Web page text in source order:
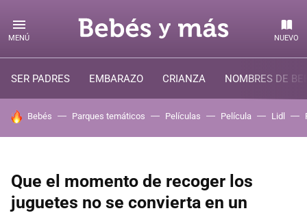
MENÚ NUEVO
SER PADRES EMBARAZO CRIANZA NOMBRES DE
HOY SE HABLA DE
Bebés Parques temáticos Películas Película Lidl
Que el momento de recoger los
juguetes no se convierta en un